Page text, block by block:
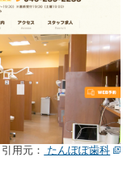
引用元： たんぽぽ歯科